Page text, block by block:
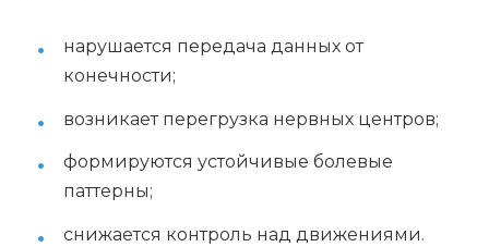
нарушается передача данных от
конечности;
возникает перегрузка нервных центров;
формируются устойчивые болевые
паттерны;
снижается контроль над движениями.